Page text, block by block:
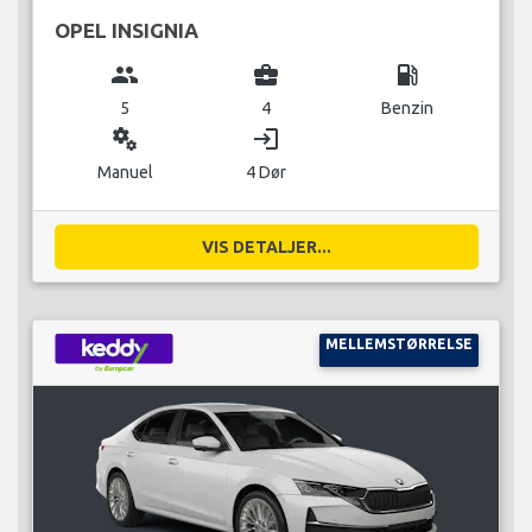
OPEL INSIGNIA
group
5
business_center
4
local_gas_station
Benzin
miscellaneous_services
Manuel
login
4 Dør
VIS DETALJER...
MELLEMSTØRRELSE